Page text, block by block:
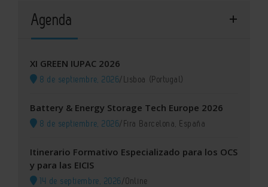
Agenda
XI GREEN IUPAC 2026
8 de septiembre, 2026/Lisboa (Portugal)
Battery & Energy Storage Tech Europe 2026
8 de septiembre, 2026/Fira Barcelona, España
Itinerario Formativo Especializado para los OCS
y para las EICIS
14 de septiembre, 2026/Online